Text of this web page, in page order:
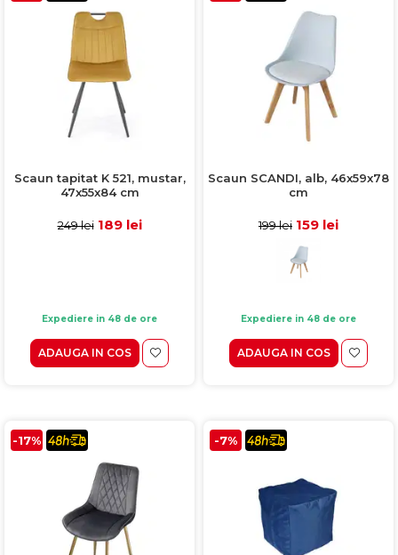
Scaun tapitat K 521, mustar,
47x55x84 cm
249 lei 189 lei
Expediere in 48 de ore
ADAUGA IN COS
Scaun SCANDI, alb, 46x59x78
cm
199 lei 159 lei
Expediere in 48 de ore
ADAUGA IN COS
-17% -7%